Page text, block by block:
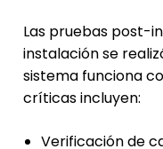
Las pruebas post-
instalación se
sistema funciona
críticas incluyen:
Verificación de